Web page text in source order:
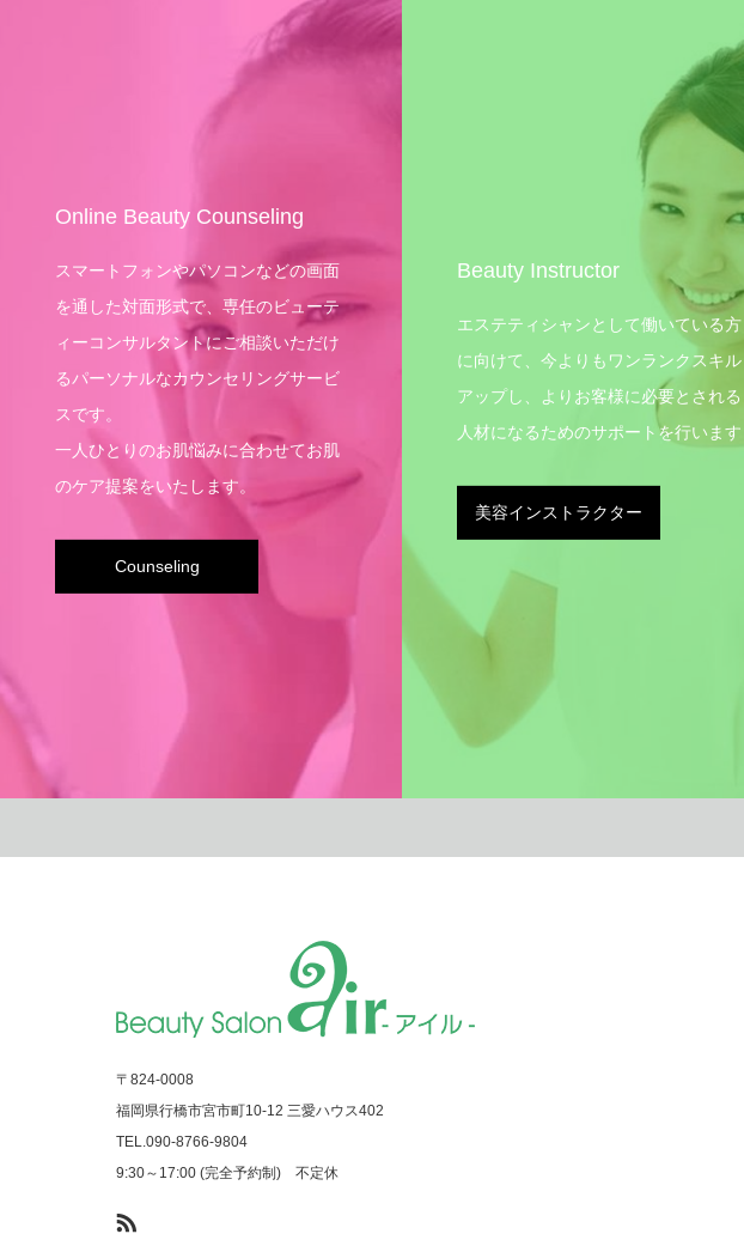
Online Beauty Counseling
スマートフォンやパソコンなどの画面
を通した対面形式で、専任のビューテ
ィーコンサルタントにご相談いただけ
るパーソナルなカウンセリングサービ
スです。
一人ひとりのお肌悩みに合わせてお肌
のケア提案をいたします。
Counseling
Beauty Instructor
エステティシャンとして働いている方
に向けて、今よりもワンランクスキル
アップし、よりお客様に必要とされる
人材になるためのサポートを行います
美容インストラクター
〒824-0008
福岡県行橋市宮市町10-12 三愛ハウス402
TEL.090-8766-9804
9:30～17:00 (完全予約制) 不定休